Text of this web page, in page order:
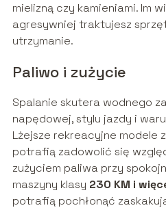
mielizną czy kamieniami. Im
agresywniej traktujesz
utrzymanie.
Paliwo i zużycie
Spalanie skutera wodnego
napędowej, stylu jazdy i
Lżejsze rekreacyjne modele
potrafią zadowolić się
zużyciem paliwa przy
maszyny klasy 230 KM i
potrafią pochłonąć